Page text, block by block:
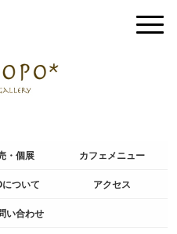
・個展 カフェメニュー
ついて アクセス
い合わせ